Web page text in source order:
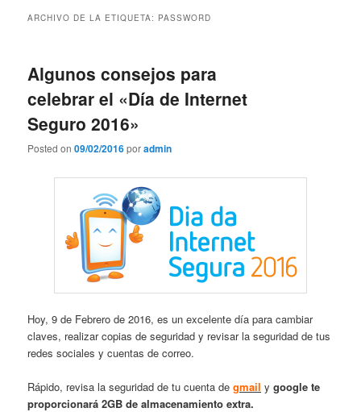
ARCHIVO DE LA ETIQUETA: PASSWORD
Algunos consejos para
celebrar el «Día de Internet
Seguro 2016»
Posted on09/02/2016poradmin
Hoy, 9 de Febrero de 2016, es un excelente día para cambiar
claves, realizar copias de seguridad y revisar la seguridad de tus
redes sociales y cuentas de correo.
Rápido, revisa la seguridad de tu cuenta degmail ygoogle te
proporcionará 2GB de almacenamiento extra.